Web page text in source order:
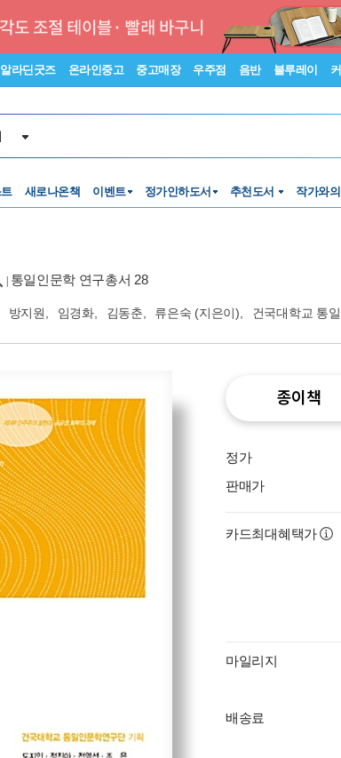
알라딘굿즈 온라인중고 중고매장 우주점 음반 블루레이
새로나온책 이벤트 정가인하도서 추천도서 작가와
통일인문학 연구총서 28
방지원 임경화, 김동춘 류은숙 (지은이), 건국대학교 통
종이책
정가
판매가
카드최대혜택가
마일리지
배송료